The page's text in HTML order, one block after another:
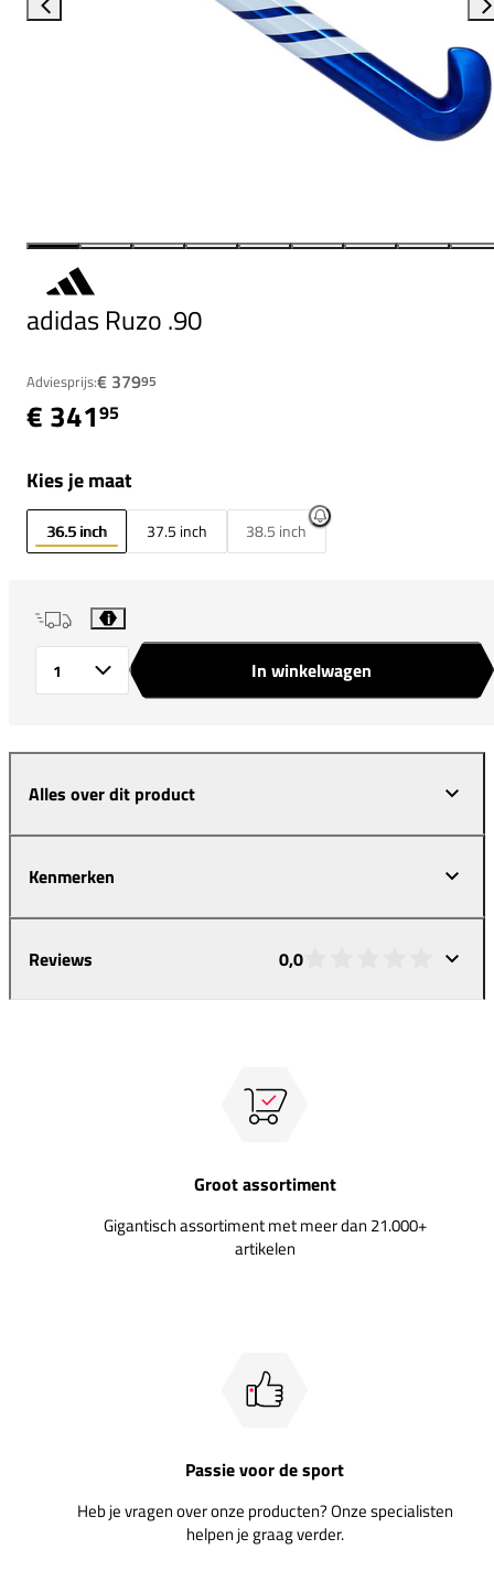
adidas Ruzo .90
Adviesprijs:€ 37995
€ 34195
Kies je maat
36.5 inch 37.5 inch 38.5 inch
i
In winkelwagen
Alles over dit product
Kenmerken
Reviews 0,0
Groot assortiment
Gigantisch assortiment met meer dan 21.000+
artikelen
Passie voor de sport
Heb je vragen over onze producten? Onze specialisten
helpen je graag verder.